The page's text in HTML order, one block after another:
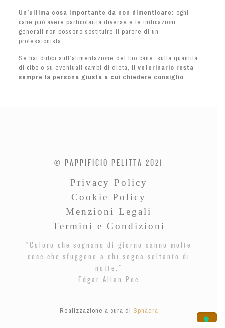
Un’ultima cosa importante da non dimenticare: ogni
cane può avere particolarità diverse e le indicazioni
generali non possono sostituire il parere di un
professionista.
Se hai dubbi sull’alimentazione del tuo cane, sulla quantità
di cibo o su eventuali cambi di dieta, il veterinario resta
sempre la persona giusta a cui chiedere consiglio.
© PAPPIFICIO PELITTA 2021
Privacy Policy
Cookie Policy
Menzioni Legali
Termini e Condizioni
"Coloro che sognano di giorno sanno molte
cose che sfuggono a chi sogna soltanto di
notte."
Edgar Allan Poe
Realizzazione a cura di Sphaera